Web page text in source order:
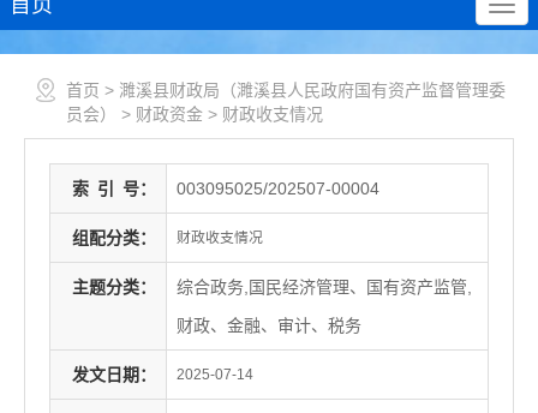
首页
首页 > 濉溪县财政局（濉溪县人民政府国有资产监督管理委
员会）
> 财政资金 > 财政收支情况
索 引 号： 003095025/202507-00004
组配分类： 财政收支情况
主题分类：
综合政务,国民经济管理、国有资产监管,
财政、金融、审计、税务
发文日期： 2025-07-14